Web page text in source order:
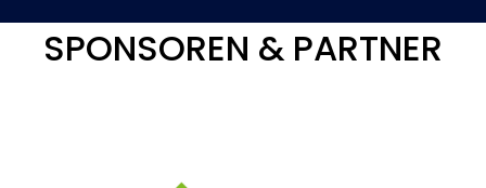
SPONSOREN & PARTNER